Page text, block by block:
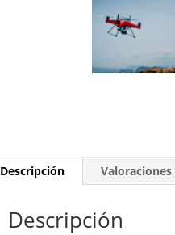
Descripción Valoraciones
Descripción